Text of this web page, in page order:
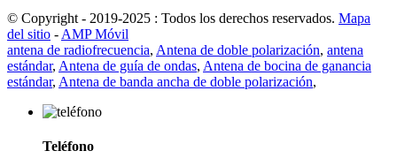
© Copyright - 2019-2025 : Todos los derechos reservados. Mapa
del sitio - AMP Móvil
antena de radiofrecuencia, Antena de doble polarización, antena
estándar, Antena de guía de ondas, Antena de bocina de ganancia
estándar, Antena de banda ancha de doble polarización,
Teléfono